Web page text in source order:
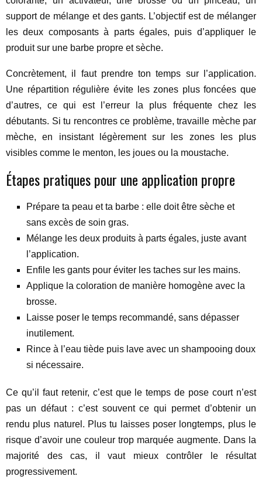
support de mélange et des gants. L’objectif est de mélanger
les deux composants à parts égales, puis d’appliquer le
produit sur une barbe propre et sèche.
Concrètement, il faut prendre ton temps sur l’application.
Une répartition régulière évite les zones plus foncées que
d’autres, ce qui est l’erreur la plus fréquente chez les
débutants. Si tu rencontres ce problème, travaille mèche par
mèche, en insistant légèrement sur les zones les plus
visibles comme le menton, les joues ou la moustache.
Étapes pratiques pour une application propre
Prépare ta peau et ta barbe : elle doit être sèche et
sans excès de soin gras.
Mélange les deux produits à parts égales, juste avant
l’application.
Enfile les gants pour éviter les taches sur les mains.
Applique la coloration de manière homogène avec la
brosse.
Laisse poser le temps recommandé, sans dépasser
inutilement.
Rince à l’eau tiède puis lave avec un shampooing doux
si nécessaire.
Ce qu’il faut retenir, c’est que le temps de pose court n’est
pas un défaut : c’est souvent ce qui permet d’obtenir un
rendu plus naturel. Plus tu laisses poser longtemps, plus le
risque d’avoir une couleur trop marquée augmente. Dans la
majorité des cas, il vaut mieux contrôler le résultat
progressivement.